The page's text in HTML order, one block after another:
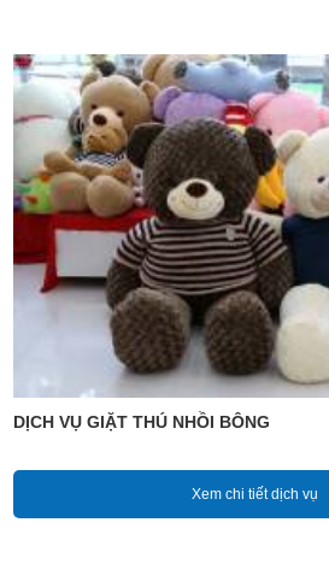
DỊCH VỤ GIẶT THÚ NHỒI BÔNG
Xem chi tiết dịch vụ